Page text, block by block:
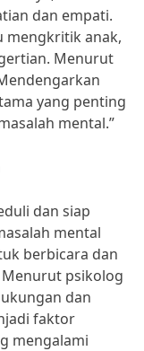
dan empati.
mengkritik anak,
Menurut
yang penting
mental.”
dan siap
mental
berbicara dan
psikolog
dan
faktor
mengalami